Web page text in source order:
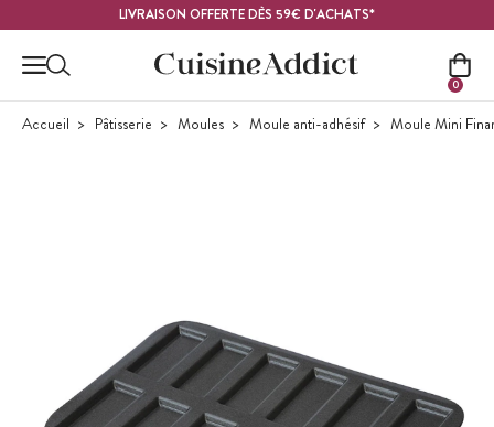
LIVRAISON OFFERTE DÈS 59€ D'ACHATS*
0
Accueil Pâtisserie Moules Moule anti-adhésif Moule Mini